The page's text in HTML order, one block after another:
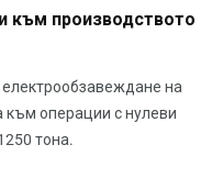
към производството
на
операции с нулеви
тона.